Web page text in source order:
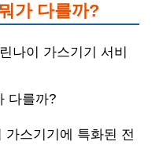
가 다를까?
나이 가스기기 서비
다를까?
가스기기에 특화된 전